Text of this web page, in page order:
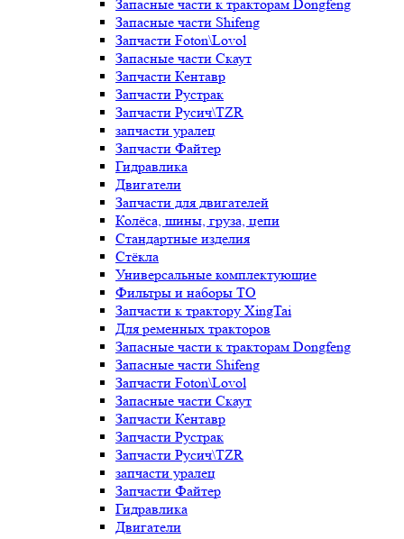
Запасные части к тракторам Dongfeng
Запасные части Shifeng
Запчасти Foton\Lovol
Запасные части Скаут
Запчасти Кентавр
Запчасти Рустрак
Запчасти Русич\TZR
запчасти уралец
Запчасти Файтер
Гидравлика
Двигатели
Запчасти для двигателей
Колёса, шины, груза, цепи
Стандартные изделия
Стёкла
Универсальные комплектующие
Фильтры и наборы ТО
Запчасти к трактору XingTai
Для ременных тракторов
Запасные части к тракторам Dongfeng
Запасные части Shifeng
Запчасти Foton\Lovol
Запасные части Скаут
Запчасти Кентавр
Запчасти Рустрак
Запчасти Русич\TZR
запчасти уралец
Запчасти Файтер
Гидравлика
Двигатели